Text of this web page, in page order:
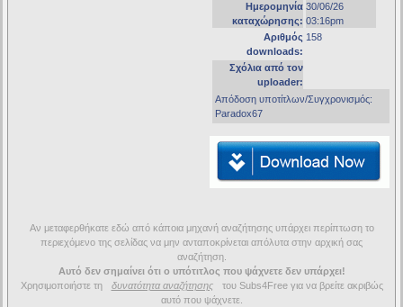
Ημερομηνία
καταχώρησης:
30/06/26
03:16pm
Αριθμός
downloads:
158
Σχόλια από τον
uploader:
Απόδοση υποτίτλων/Συγχρονισμός:
Paradox67
Αν μεταφερθήκατε εδώ από κάποια μηχανή αναζήτησης υπάρχει περίπτωση το
περιεχόμενο της σελίδας να μην ανταποκρίνεται απόλυτα στην αρχική σας
αναζήτηση.
Αυτό δεν σημαίνει ότι ο υπότιτλος που ψάχνετε δεν υπάρχει!
Χρησιμοποιήστε τη
δυνατότητα αναζήτησης
του Subs4Free για να βρείτε ακριβώς
αυτό που ψάχνετε.